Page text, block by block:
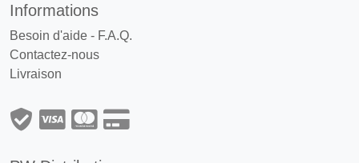
Informations
Besoin d'aide - F.A.Q.
Contactez-nous
Livraison